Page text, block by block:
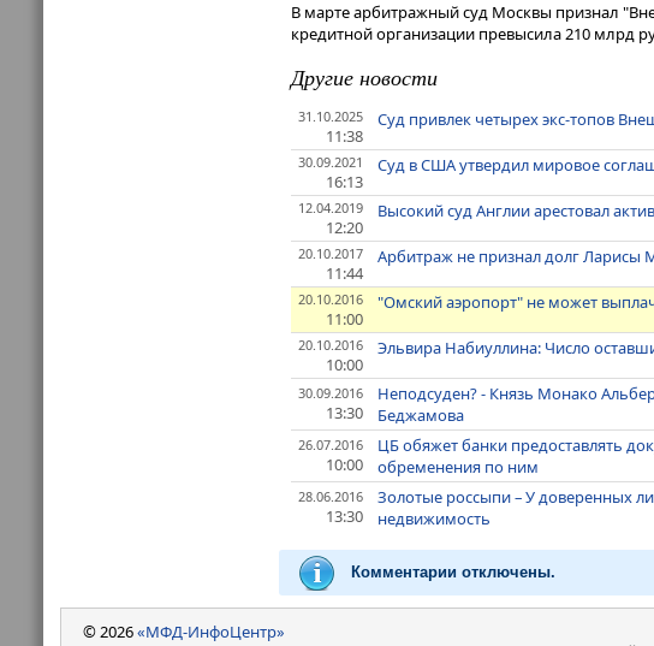
В марте арбитражный суд Москвы признал
кредитной организации превысила 210 млрд
Другие новости
31.10.2025
11:38
Суд привлек четырех экс-топов
30.09.2021
16:13
Суд в США утвердил мировое
12.04.2019
12:20
Высокий суд Англии арестовал
20.10.2017
11:44
Арбитраж не признал долг Ларисы
20.10.2016
11:00
"Омский аэропорт" не может
20.10.2016
10:00
Эльвира Набиуллина: Число
30.09.2016
13:30
Неподсуден? - Князь Монако
Беджамова
26.07.2016
10:00
ЦБ обяжет банки предоставлять
обременения по ним
28.06.2016
13:30
Золотые россыпи – У доверенных
недвижимость
Комментарии отключены.
© 2026«МФД-ИнфоЦентр»